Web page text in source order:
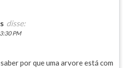
disse:
PM
por que uma arvore está com